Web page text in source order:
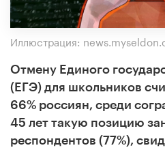
Иллюстрация:
Отмену Единого
(ЕГЭ) для школьников
66% россиян, среди
45 лет такую позицию
респондентов (77%),